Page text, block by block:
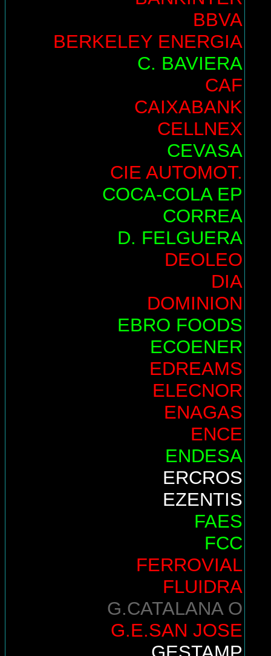
BBVA
BERKELEY ENERGIA
C. BAVIERA
CAF
CAIXABANK
CELLNEX
CEVASA
CIE AUTOMOT.
COCA-COLA EP
CORREA
D. FELGUERA
DEOLEO
DIA
DOMINION
EBRO FOODS
ECOENER
EDREAMS
ELECNOR
ENAGAS
ENCE
ENDESA
ERCROS
EZENTIS
FAES
FCC
FERROVIAL
FLUIDRA
G.CATALANA O
G.E.SAN JOSE